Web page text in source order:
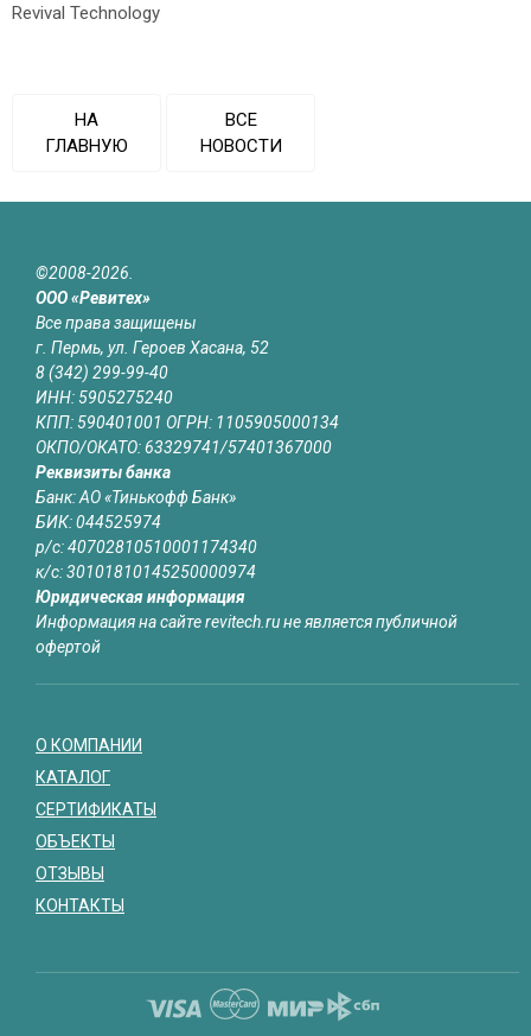
Revival Technology
НА
ГЛАВНУЮ
ВСЕ
НОВОСТИ
©2008-2026.
ООО «Ревитех»
Все права защищены
г. Пермь, ул. Героев Хасана, 52
8 (342) 299-99-40
ИНН: 5905275240
КПП: 590401001 ОГРН: 1105905000134
ОКПО/ОКАТО: 63329741/57401367000
Реквизиты банка
Банк: АО «Тинькофф Банк»
БИК: 044525974
р/с: 40702810510001174340
к/с: 30101810145250000974
Юридическая информация
Информация на сайте revitech.ru не является публичной
офертой
О КОМПАНИИ
КАТАЛОГ
СЕРТИФИКАТЫ
ОБЪЕКТЫ
ОТЗЫВЫ
КОНТАКТЫ